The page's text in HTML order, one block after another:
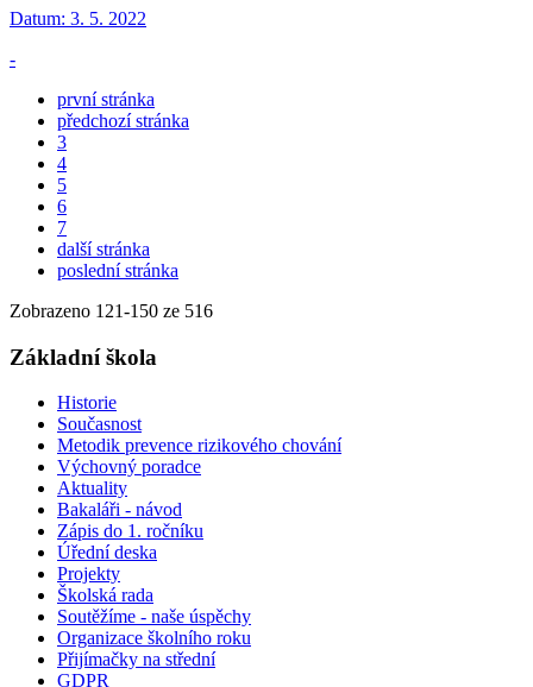
Datum: 3. 5. 2022
-
první stránka
předchozí stránka
3
4
5
6
7
další stránka
poslední stránka
Zobrazeno 121-150 ze 516
Základní škola
Historie
Současnost
Metodik prevence rizikového chování
Výchovný poradce
Aktuality
Bakaláři - návod
Zápis do 1. ročníku
Úřední deska
Projekty
Školská rada
Soutěžíme - naše úspěchy
Organizace školního roku
Přijímačky na střední
GDPR